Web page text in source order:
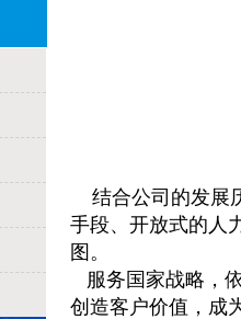
结合公司的发展
手段、开放式的人
图。
服务国家战略，
创造客户价值，成